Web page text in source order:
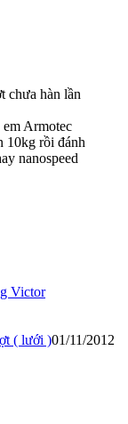
chưa hàn lần
Armotec
10kg rồi đánh
nanospeed
Victor
( lưới )01/11/2012